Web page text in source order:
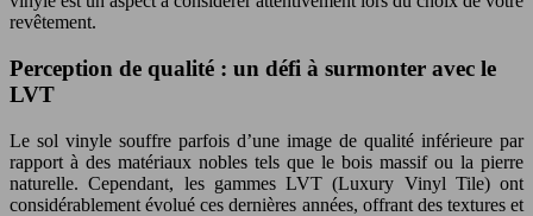
revêtement.
Perception de qualité : un défi à surmonter avec le
LVT
Le sol vinyle souffre parfois d’une image de qualité inférieure par
rapport à des matériaux nobles tels que le bois massif ou la pierre
naturelle. Cependant, les gammes LVT (Luxury Vinyl Tile) ont
considérablement évolué ces dernières années, offrant des textures et